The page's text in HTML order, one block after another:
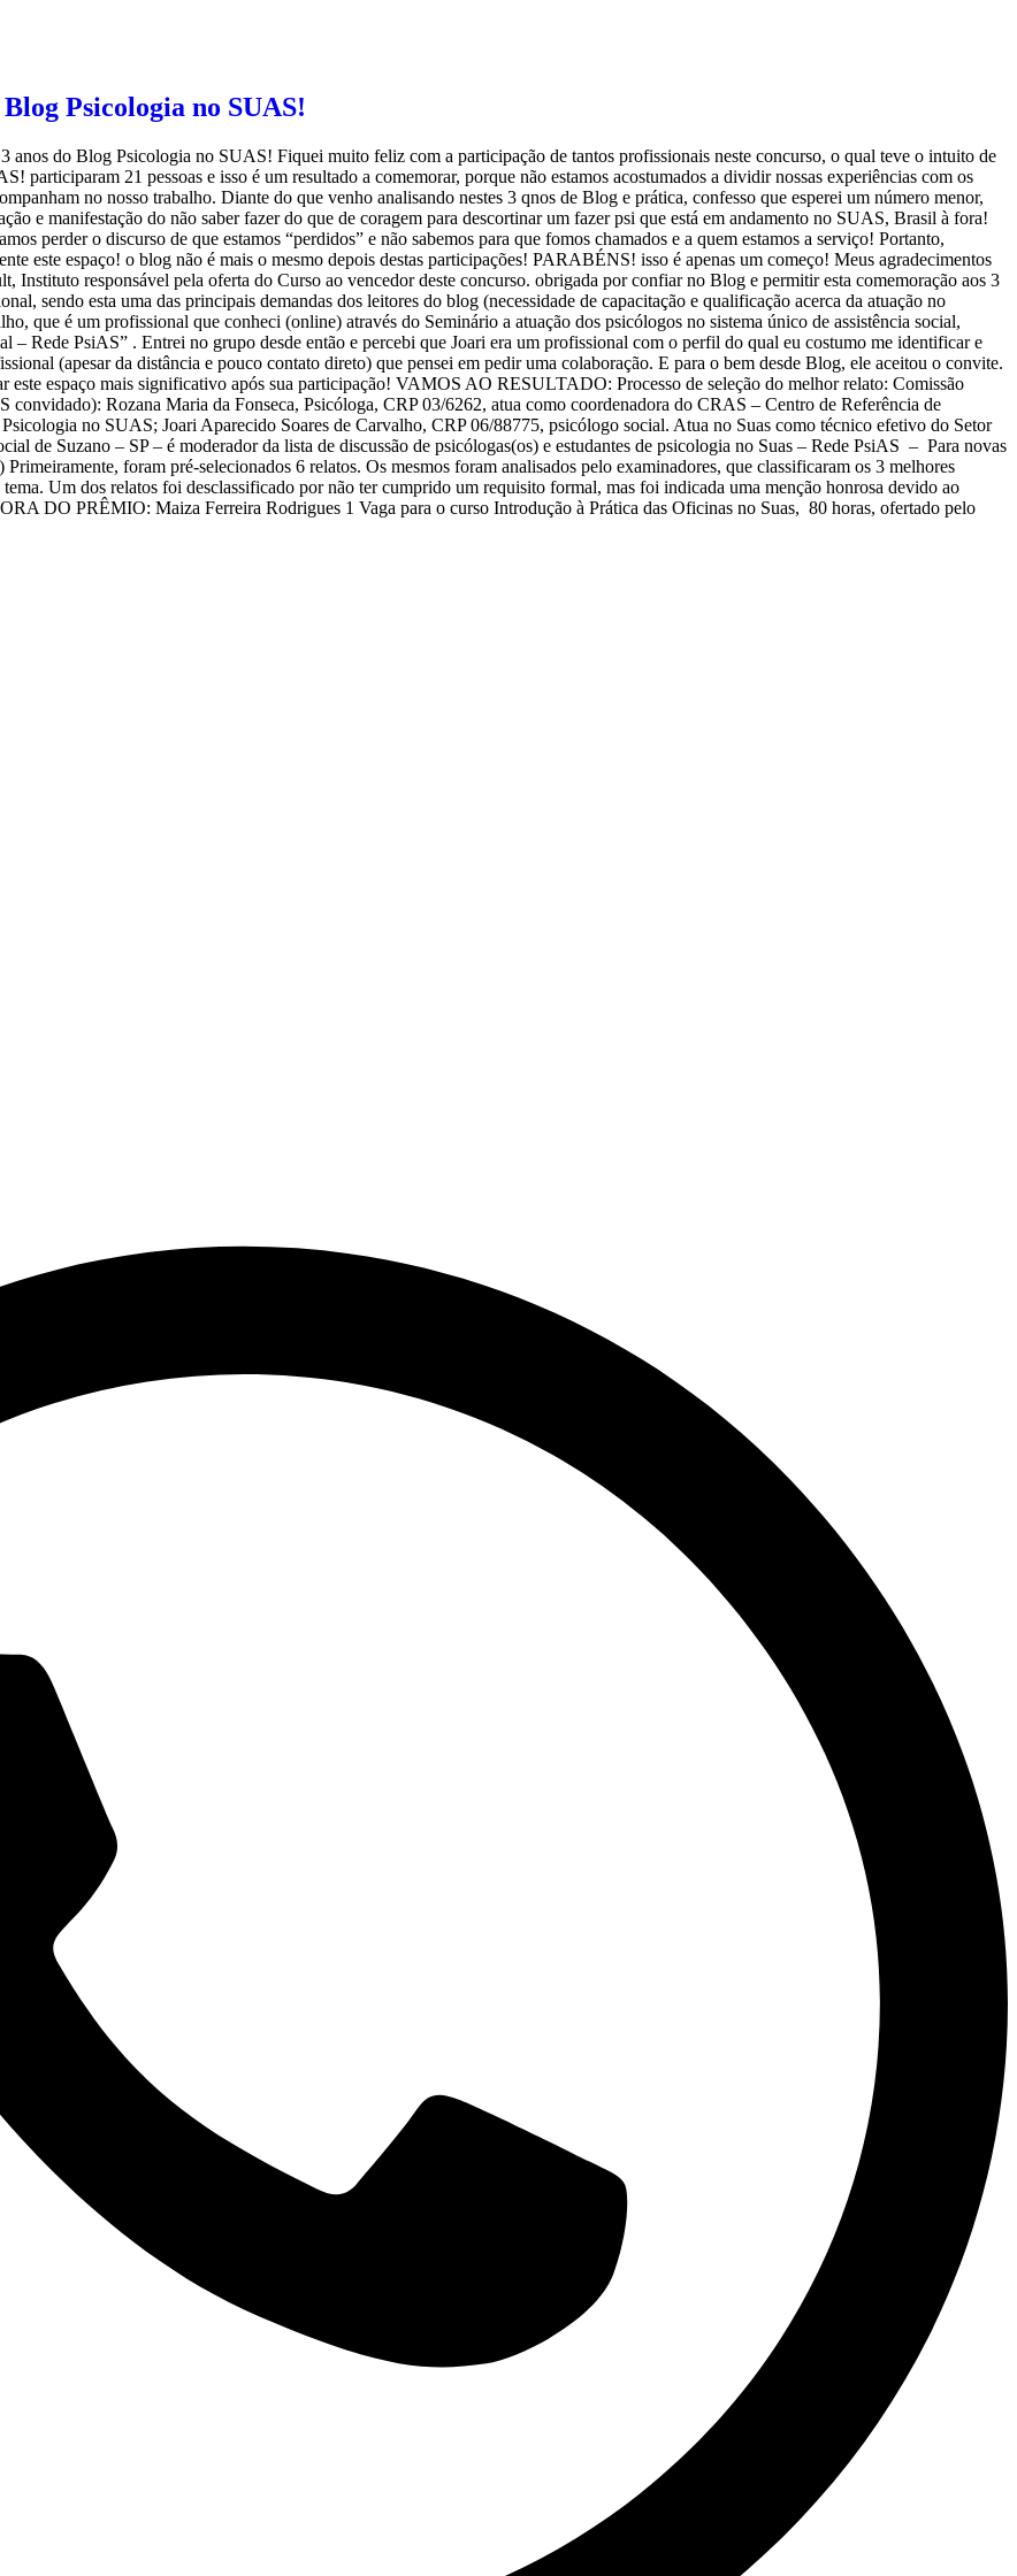
Psicologia no SUAS!
do Blog Psicologia no SUAS! Fiquei muito feliz com a participação de tantos profissionais neste concurso, o qual teve o intuito de
participaram 21 pessoas e isso é um resultado a comemorar, porque não estamos acostumados a dividir nossas experiências com os
no nosso trabalho. Diante do que venho analisando nestes 3 qnos de Blog e prática, confesso que esperei um número menor,
e manifestação do não saber fazer do que de coragem para descortinar um fazer psi que está em andamento no SUAS, Brasil à fora!
perder o discurso de que estamos “perdidos” e não sabemos para que fomos chamados e a quem estamos a serviço! Portanto,
este espaço! o blog não é mais o mesmo depois destas participações! PARABÉNS! isso é apenas um começo! Meus agradecimentos
Instituto responsável pela oferta do Curso ao vencedor deste concurso. obrigada por confiar no Blog e permitir esta comemoração aos 3
sendo esta uma das principais demandas dos leitores do blog (necessidade de capacitação e qualificação acerca da atuação no
que é um profissional que conheci (online) através do Seminário a atuação dos psicólogos no sistema único de assistência social,
Rede PsiAS” . Entrei no grupo desde então e percebi que Joari era um profissional com o perfil do qual eu costumo me identificar e
(apesar da distância e pouco contato direto) que pensei em pedir uma colaboração. E para o bem desde Blog, ele aceitou o convite.
este espaço mais significativo após sua participação! VAMOS AO RESULTADO: Processo de seleção do melhor relato: Comissão
Rozana Maria da Fonseca, Psicóloga, CRP 03/6262, atua como coordenadora do CRAS – Centro de Referência de
no SUAS; Joari Aparecido Soares de Carvalho, CRP 06/88775, psicólogo social. Atua no Suas como técnico efetivo do Setor
de Suzano – SP – é moderador da lista de discussão de psicólogas(os) e estudantes de psicologia no Suas – Rede PsiAS – Para novas
foram pré-selecionados 6 relatos. Os mesmos foram analisados pelo examinadores, que classificaram os 3 melhores
Um dos relatos foi desclassificado por não ter cumprido um requisito formal, mas foi indicada uma menção honrosa devido ao
DO PRÊMIO: Maiza Ferreira Rodrigues 1 Vaga para o curso Introdução à Prática das Oficinas no Suas, 80 horas, ofertado pelo